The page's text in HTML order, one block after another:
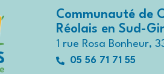
Communauté de
Réolais en Sud-
1 rue Rosa Bonheur,
05 56 71 71 55